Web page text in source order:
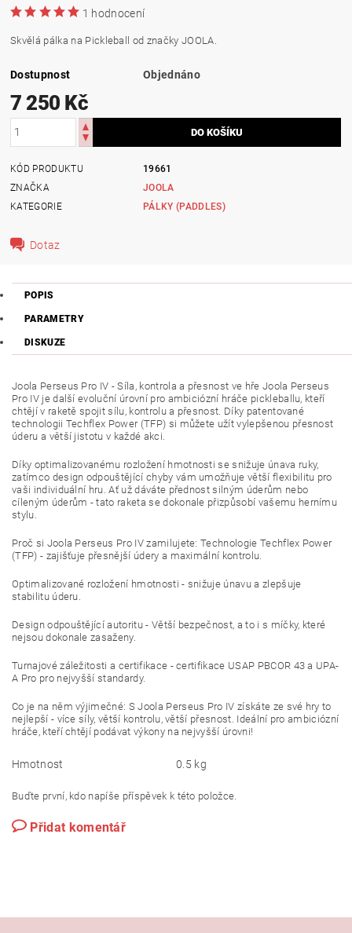
1 hodnocení
Skvělá pálka na Pickleball od značky JOOLA.
Dostupnost Objednáno
7 250 Kč
KÓD PRODUKTU
19661
ZNAČKA
JOOLA
KATEGORIE
PÁLKY (PADDLES)
Dotaz
POPIS
PARAMETRY
DISKUZE
Joola Perseus Pro IV - Síla, kontrola a přesnost ve hře Joola Perseus
Pro IV je další evoluční úrovní pro ambiciózní hráče pickleballu, kteří
chtějí v raketě spojit sílu, kontrolu a přesnost. Díky patentované
technologii Techflex Power (TFP) si můžete užít vylepšenou přesnost
úderu a větší jistotu v každé akci.
Díky optimalizovanému rozložení hmotnosti se snižuje únava ruky,
zatímco design odpouštějící chyby vám umožňuje větší flexibilitu pro
vaši individuální hru. Ať už dáváte přednost silným úderům nebo
cíleným úderům - tato raketa se dokonale přizpůsobí vašemu hernímu
stylu.
Proč si Joola Perseus Pro IV zamilujete: Technologie Techflex Power
(TFP) - zajišťuje přesnější údery a maximální kontrolu.
Optimalizované rozložení hmotnosti - snižuje únavu a zlepšuje
stabilitu úderu.
Design odpouštějící autoritu - Větší bezpečnost, a to i s míčky, které
nejsou dokonale zasaženy.
Turnajové záležitosti a certifikace - certifikace USAP PBCOR 43 a UPA-
A Pro pro nejvyšší standardy.
Co je na něm výjimečné: S Joola Perseus Pro IV získáte ze své hry to
nejlepší - více síly, větší kontrolu, větší přesnost. Ideální pro ambiciózní
hráče, kteří chtějí podávat výkony na nejvyšší úrovni!
Hmotnost 0.5 kg
Buďte první, kdo napíše příspěvek k této položce.
Přidat komentář